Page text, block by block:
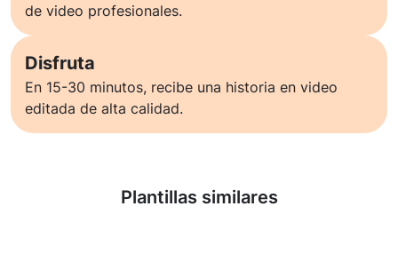
de video profesionales.
Disfruta
En 15-30 minutos, recibe una historia en video
editada de alta calidad.
Plantillas similares
Saber más